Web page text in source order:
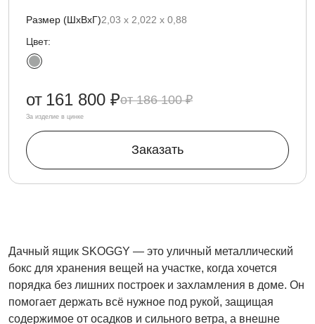
Размер (ШхВхГ)2,03 х 2,022 х 0,88
Цвет:
186 100 ₽
от 161 800 ₽
За изделие в цинке
Заказать
Дачный ящик SKOGGY — это уличный металлический
бокс для хранения вещей на участке, когда хочется
порядка без лишних построек и захламления в доме. Он
помогает держать всё нужное под рукой, защищая
содержимое от осадков и сильного ветра, а внешне